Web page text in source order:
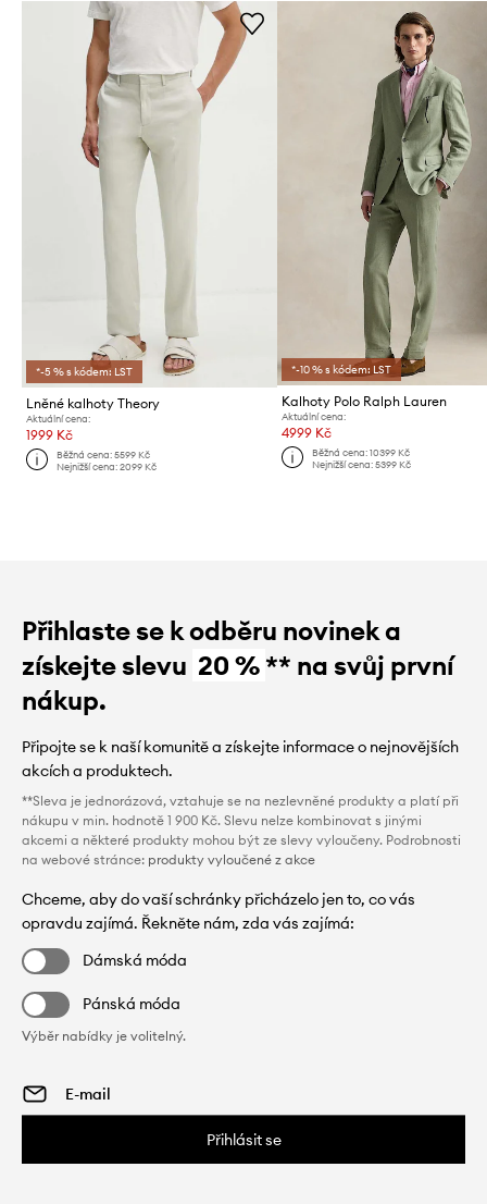
*-5 % s kódem: LST
Lněné kalhoty Theory
Aktuální cena:
1999 Kč
Běžná cena:5599 Kč
Nejnižší cena:2099 Kč
*-10 % s kódem: LST
Kalhoty Polo Ralph Lauren
Aktuální cena:
4999 Kč
Běžná cena: 10399 Kč
Nejnižší cena: 5399 Kč
Přihlaste se k odběru novinek a
získejte slevu 20 %** na svůj první
nákup.
Připojte se k naší komunitě a získejte informace o nejnovějších
akcích a produktech.
**Sleva je jednorázová, vztahuje se na nezlevněné produkty a platí při
nákupu v min. hodnotě 1 900 Kč. Slevu nelze kombinovat s jinými
akcemi a některé produkty mohou být ze slevy vyloučeny. Podrobnosti
na webové stránce: produkty vyloučené z akce
Chceme, aby do vaší schránky přicházelo jen to, co vás
opravdu zajímá. Řekněte nám, zda vás zajímá:
Dámská móda
Pánská móda
Výběr nabídky je volitelný.
Přihlásit se